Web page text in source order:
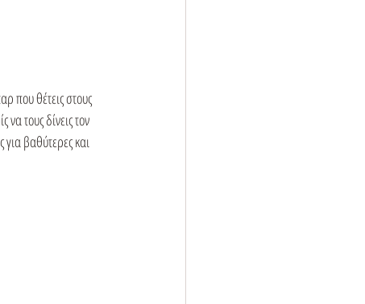
που θέτεις στους
τους δίνεις τον
για βαθύτερες και